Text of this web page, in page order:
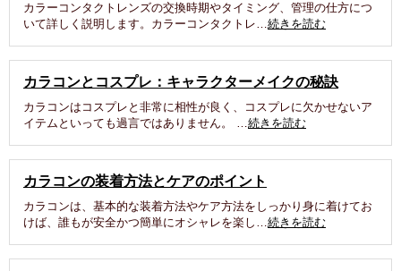
カラーコンタクトレンズの交換時期やタイミング、管理の仕方につ
いて詳しく説明します。カラーコンタクトレ…続きを読む
カラコンとコスプレ：キャラクターメイクの秘訣
カラコンはコスプレと非常に相性が良く、コスプレに欠かせないア
イテムといっても過言ではありません。 …続きを読む
カラコンの装着方法とケアのポイント
カラコンは、基本的な装着方法やケア方法をしっかり身に着けてお
けば、誰もが安全かつ簡単にオシャレを楽し…続きを読む